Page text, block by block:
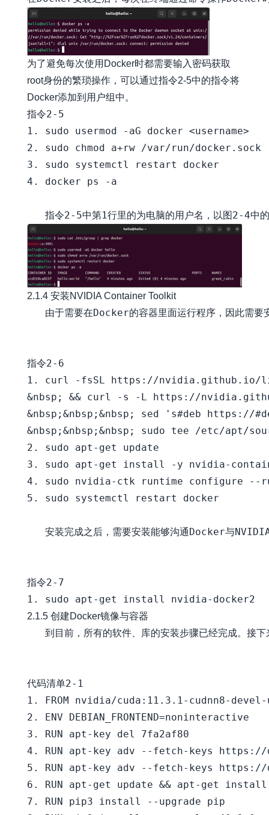
为了避免每次使用Docker时都需要输入密码获取
root身份的繁琐操作，可以通过指令2-5中的指令将
Docker添加到用户组中。
指令2-5
1. sudo usermod -aG docker <username>
2. sudo chmod a+rw /var/run/docker.sock
3. sudo systemctl restart docker
4. docker ps -a
2.1.4 安装NVIDIA Container Toolkit
由于需要在Docker的容器里面运行程序，因此
指令2-6
1. curl -fsSL https://nvidia.github.io/
&nbsp; && curl -s -L https://
&nbsp;&nbsp;&nbsp; sed 's#deb
&nbsp;&nbsp;&nbsp; sudo tee /etc/
2. sudo apt-get update
3. sudo apt-get install -y nvidia-
4. sudo nvidia-ctk runtime configure --
5. sudo systemctl restart docker
安装完成之后，需要安装能够沟通Docker与
指令2-7
2.1.5 创建Docker镜像与容器
到目前，所有的软件、库的安装步骤已经完成。
代码清单2-1
1. FROM nvidia/cuda:11.3.1-cudnn8-devel-
2. ENV DEBIAN_FRONTEND=noninteractive
3. RUN apt-key del 7fa2af80
4. RUN apt-key adv --fetch-keys https://
5. RUN apt-key adv --fetch-keys https://
6. RUN apt-get update && apt-get
7. RUN pip3 install --upgrade pip